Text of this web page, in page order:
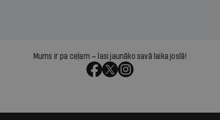
Mums ir pa ceļam — lasi jaunāko savā laika joslā!